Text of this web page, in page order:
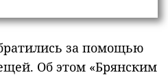
за помощью
Об этом «Брянским